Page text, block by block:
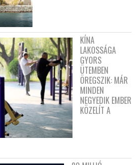
KÍNA
LAKOSSÁGA
GYORS
ÜTEMBEN
ÖREGSZIK: MÁR
MINDEN
NEGYEDIK EMBER
KÖZELÍT A